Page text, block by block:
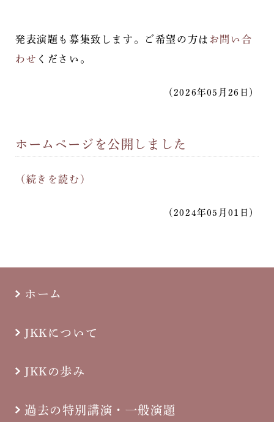
発表演題も募集致します。ご希望の方は お問い合
わせ ください。
（2026年05月26日）
ホームページを公開しました
（続きを読む）
（2024年05月01日）
ホーム
JKKについて
JKKの歩み
過去の特別講演・一般演題